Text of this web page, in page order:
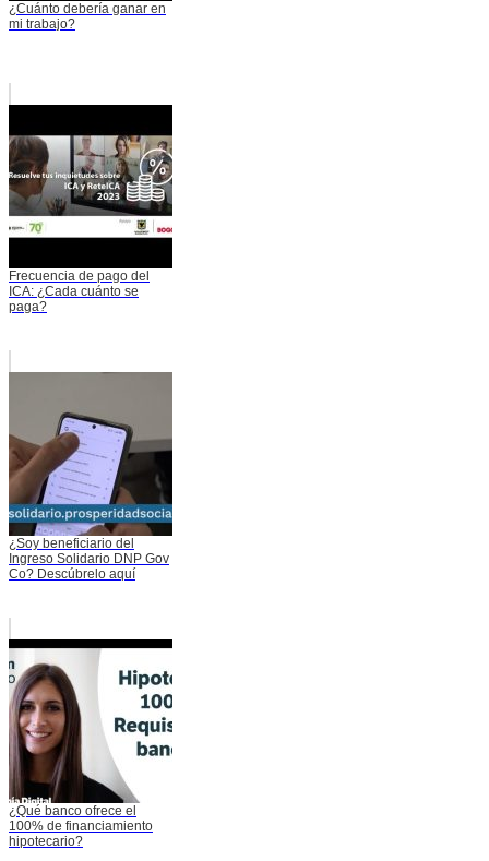
¿Cuánto debería ganar en
mi trabajo?
Frecuencia de pago del
ICA: ¿Cada cuánto se
paga?
¿Soy beneficiario del
Ingreso Solidario DNP Gov
Co? Descúbrelo aquí
¿Qué banco ofrece el
100% de financiamiento
hipotecario?